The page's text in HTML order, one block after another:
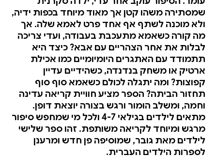
שמסתירה משהו קטן אך מאוד מיוחד בכפות ידיה,
ולא מוכנה לשתף אף אחד פרט לאמא שלה. אך
מה קורה כשאמא מתעכבת בעבודה, ועדי צריכה
לבלות את אחר הצהריים עם אבא? כיצד היא
תתמודד עם האתגרים היומיומיים כמו אכילת
ארטיק או משחק בנדנדה, כשהידיים עדיין
קפוצות? ומה יתגלה לכולם כשאמא סוף סוף
תחזור הביתה? הספר מציע חוויית קריאה עדינה
וחמה, ומשלב הומור ורגש בצורה יוצאת דופן.
מתאים לילדים בגילאי 4-7 ולכל מי שמחפש סיפור
מרגש ומיוחד לקריאה משותפת. זהו ספר שלישי
לילדים מאת גובר, שמוסיפה פן חדש ומרענן
לספרות הילדים העברית.